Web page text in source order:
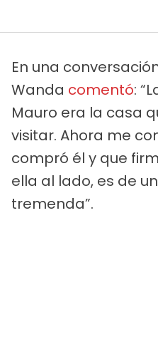
En una
Wanda comentó:
Mauro era la casa
visitar. Ahora me
compró él y que
ella al lado, es de
tremenda”.